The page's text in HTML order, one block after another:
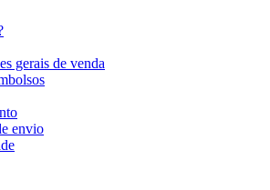
gerais de venda
envio